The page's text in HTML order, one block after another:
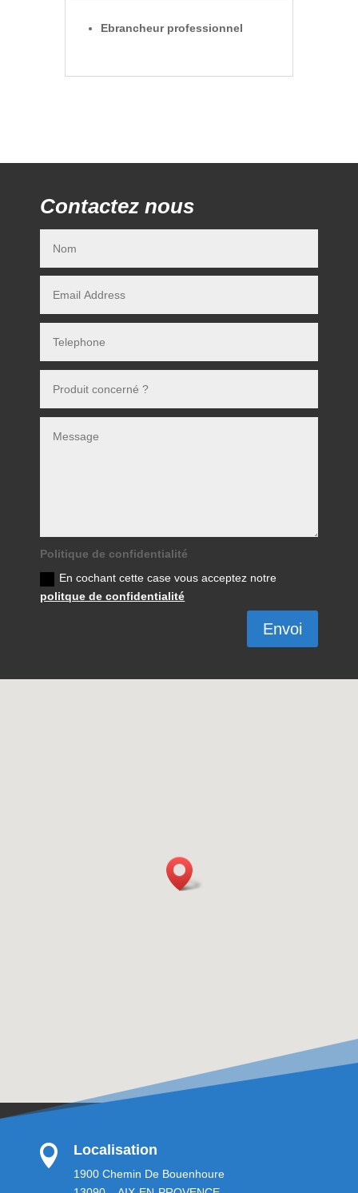
Ebrancheur professionnel
Contactez nous
Politique de confidentialité
En cochant cette case vous acceptez notre
politque de confidentialité
Envoi
 Localisation
1900 Chemin De Bouenhoure